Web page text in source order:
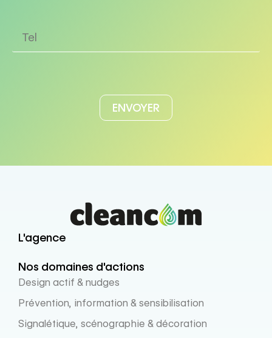
L'agence
Nos domaines d'actions
Design actif & nudges
Prévention, information & sensibilisation
Signalétique, scénographie & décoration